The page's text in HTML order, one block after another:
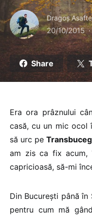
Dragoş
20/10/2015
Share
Era ora prâznului
casă, cu un mic ocol
să urc pe
am zis ca fix acum,
capricioasă, să-mi
Din București până
pentru cum mă